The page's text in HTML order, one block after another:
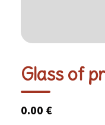
Glass of
0.00 €